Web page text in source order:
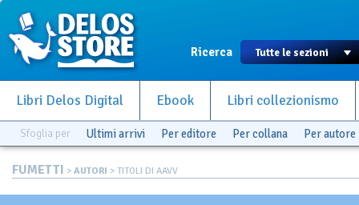
Ricerca
Libri Delos Digital Ebook Libri collezionismo
Sfoglia per Ultimi arrivi Per editore Per collana Per autore
FUMETTI > AUTORI > TITOLI DI AAVV